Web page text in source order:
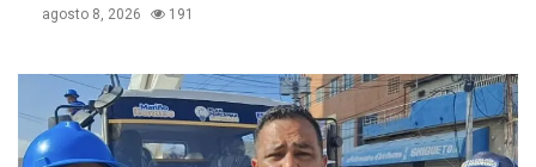
agosto 8, 2026 191